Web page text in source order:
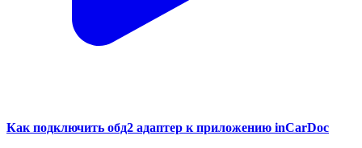
Как подключить обд2 адаптер к приложению inCarDoc